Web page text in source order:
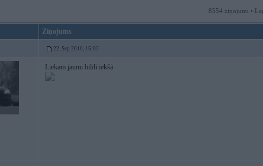
8554 ziņojumi •
Ziņojums
22. Sep 2010, 15:02
Liekam jaunu bildi iekšā